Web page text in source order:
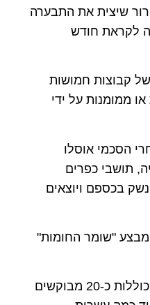
שיצית את התבערה
לקראת חודש
קבוצות חמושות
ממומנות על ידי
הסכמי אוסלו
תושבי כפרים
בכספם ויוצאים
"שומר החומות"
הקבוצות החמושות האלה כוללות כ-20 מבוקשים